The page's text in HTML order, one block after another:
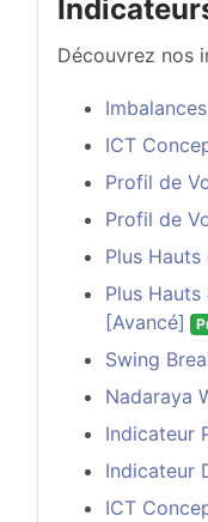
Découvrez nos
ICT
Profil de
Profil de
Plus
Plus
[Avancé]
Swing
Nadaraya
Indicateur
Indicateur
ICT